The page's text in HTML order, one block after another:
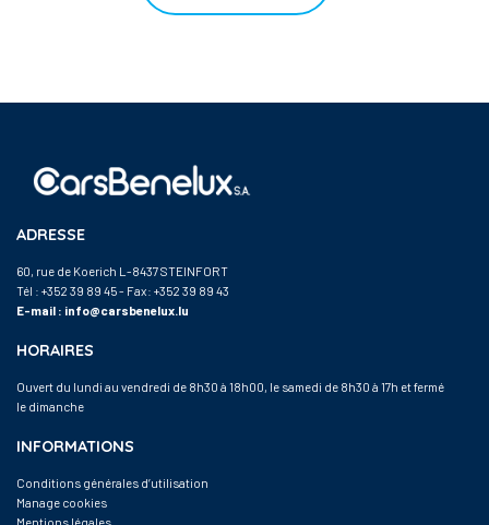
ADRESSE
60, rue de Koerich L-8437 STEINFORT
Tél : +352 39 89 45- Fax: +352 39 89 43
E-mail : info@carsbenelux.lu
HORAIRES
Ouvert du lundi au vendredi de 8h30 à 18h00, le samedi de 8h30 à 17h et fermé
le dimanche
INFORMATIONS
Conditions générales d’utilisation
Manage cookies
Mentions légales